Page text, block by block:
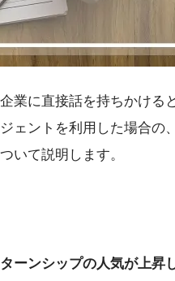
業に直接話を持ちかける
ェントを利用した場合の
いて説明します。
ーンシップの人気が上昇